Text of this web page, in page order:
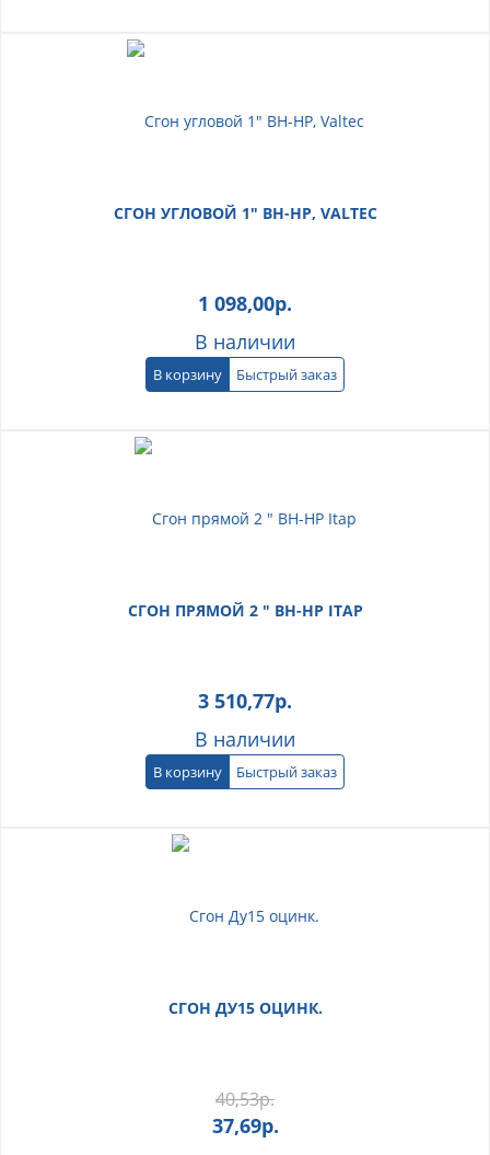
СГОН УГЛОВОЙ 1" ВН-НР, VALTEC
1 098,00р.
В наличии
В корзину Быстрый заказ
СГОН ПРЯМОЙ 2 " ВН-НР ITAP
3 510,77р.
В наличии
В корзину Быстрый заказ
СГОН ДУ15 ОЦИНК.
40,53р.
37,69р.